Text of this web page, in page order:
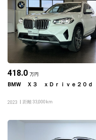
418.0 万円
BMW Ｘ３ ｘＤｒｉｖｅ２０ｄ
2023 距離 33,000km